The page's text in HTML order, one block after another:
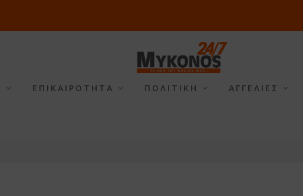
ΕΠΙΚΑΙΡΟΤΗΤΑ ΠΟΛΙΤΙΚΗ ΑΓΓΕΛΙΕΣ